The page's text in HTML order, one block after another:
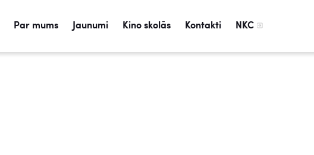
Par mums Jaunumi Kino skolās Kontakti NKC